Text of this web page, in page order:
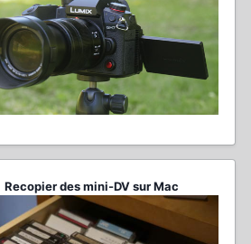
Recopier des mini-DV sur Mac